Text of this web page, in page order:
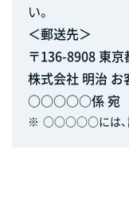
い。
＜郵送先＞
〒136-8908 東
株式会社 明治 お
○○○○○係 宛
※ ○○○○○には、